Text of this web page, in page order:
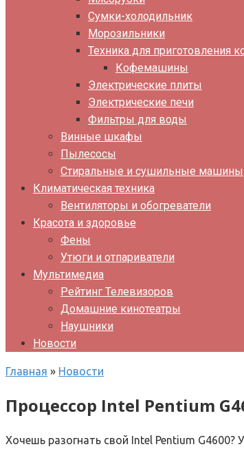
Сумки-холодильник
Морозильники
Техника для приготовления
Кофемашины
Электрические плиты
Электрические печи
Фильтры для воды
Винные шкафы
Пылесосы
Стиральные и сушильные машины
Климатическая техника
Вентиляторы и обогреватели
Красота и здоровье
Фены
Утюги и отпариватели
Мультимедиа
Рейтинг Телевизоров
Домашние кинотеатры
Наушники
Новости
Главная » Новости
Процессор Intel Pentium
Хочешь разогнать свой Intel Pentium